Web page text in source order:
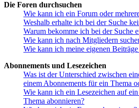
Die Foren durchsuchen
Wie kann ich ein Forum oder
Weshalb erhalte ich bei der Suche
Warum bekomme ich bei der Suche
Wie kann ich nach Mitgliedern
Wie kann ich meine eigenen
Abonnements und Lesezeichen
Was ist der Unterschied zwischen
einem Abonnements für ein Thema
Wie kann ich ein Lesezeichen auf
Thema abonnieren?